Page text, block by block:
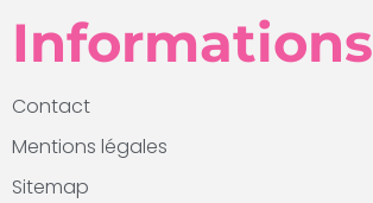
Informations
Contact
Mentions légales
Sitemap